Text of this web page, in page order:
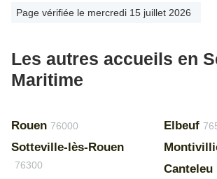
Page vérifiée le mercredi 15 juillet 2026
Les autres accueils en
Maritime
Rouen 76000
Sotteville-lès-Rouen
76300
Elbeuf
Canteleu